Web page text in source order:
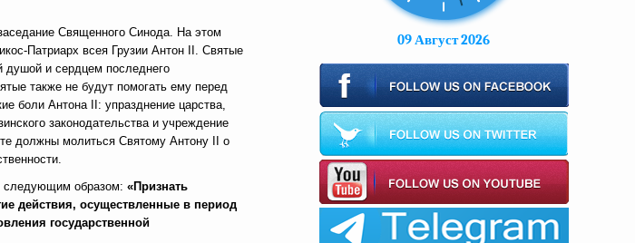
Священного Синода. На этом
Патриарх всея Грузии Антон II. Святые
душой и сердцем последнего
также не будут помогать ему перед
боли Антона II: упразднение царства,
законодательства и учреждение
должны молиться Святому Антону II о
следующим образом: «Признать
действия, осуществленные в период
государственной
09 Август 2026